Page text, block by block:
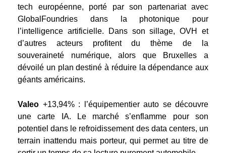
tech européenne, porté par son partenariat avec
GlobalFoundries dans la photonique pour
l’intelligence artificielle. Dans son sillage, OVH et
d’autres acteurs profitent du thème de la
souveraineté numérique, alors que Bruxelles a
dévoilé un plan destiné à réduire la dépendance aux
géants américains.
Valeo +13,94% : l’équipementier auto se découvre
une carte IA. Le marché s’enflamme pour son
potentiel dans le refroidissement des data centers, un
terrain inattendu mais porteur, qui permet au titre de